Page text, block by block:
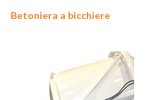
Betoniera a bicchiere